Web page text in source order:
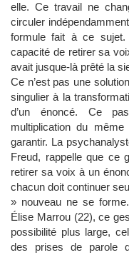
elle. Ce travail ne
circuler
formule fait à ce
capacité de retirer sa
avait jusque-là prêté la
Ce n’est pas une
singulier à la
d’un énoncé. Ce
multiplication du
garantir. La
Freud, rappelle que ce
retirer sa voix à un
chacun doit continuer
» nouveau ne se
Élise Marrou (22), ce
possibilité plus large,
des prises de parole